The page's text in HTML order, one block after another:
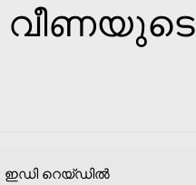
ഇഡി റെയ്‌ഡിൽ